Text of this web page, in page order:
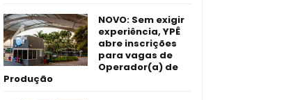
NOVO: Sem exigir
experiência, YPÊ
abre inscrições
para vagas de
Operador(a) de
Produção